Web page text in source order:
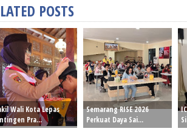
POSTS
Wali Kota Lepas
Pra...
Semarang RISE 2026
Perkuat Daya Sai...